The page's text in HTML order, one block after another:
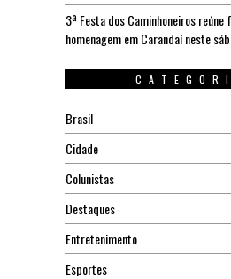
3ª Festa dos Caminhoneiros reúne
homenagem em Carandaí neste
Brasil
Cidade
Colunistas
Destaques
Entretenimento
Esportes